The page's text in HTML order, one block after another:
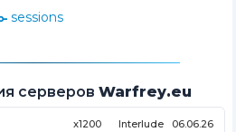
sessions
серверов Warfrey.eu
x1200 Interlude 06.06.26